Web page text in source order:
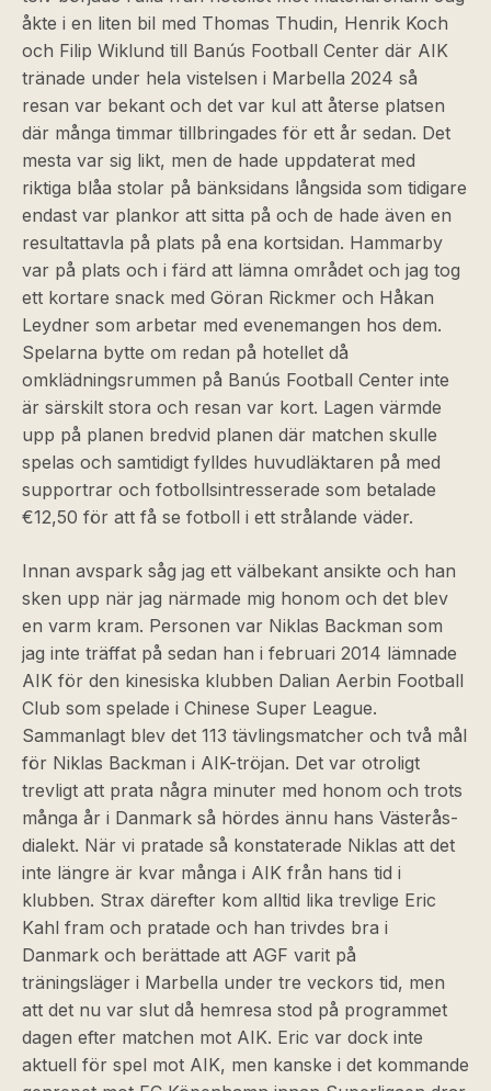
åkte i en liten bil med Thomas Thudin, Henrik Koch
och Filip Wiklund till Banús Football Center där AIK
tränade under hela vistelsen i Marbella 2024 så
resan var bekant och det var kul att återse platsen
där många timmar tillbringades för ett år sedan. Det
mesta var sig likt, men de hade uppdaterat med
riktiga blåa stolar på bänksidans långsida som tidigare
endast var plankor att sitta på och de hade även en
resultattavla på plats på ena kortsidan. Hammarby
var på plats och i färd att lämna området och jag tog
ett kortare snack med Göran Rickmer och Håkan
Leydner som arbetar med evenemangen hos dem.
Spelarna bytte om redan på hotellet då
omklädningsrummen på Banús Football Center inte
är särskilt stora och resan var kort. Lagen värmde
upp på planen bredvid planen där matchen skulle
spelas och samtidigt fylldes huvudläktaren på med
supportrar och fotbollsintresserade som betalade
€12,50 för att få se fotboll i ett strålande väder.
Innan avspark såg jag ett välbekant ansikte och han
sken upp när jag närmade mig honom och det blev
en varm kram. Personen var Niklas Backman som
jag inte träffat på sedan han i februari 2014 lämnade
AIK för den kinesiska klubben Dalian Aerbin Football
Club som spelade i Chinese Super League.
Sammanlagt blev det 113 tävlingsmatcher och två mål
för Niklas Backman i AIK-tröjan. Det var otroligt
trevligt att prata några minuter med honom och trots
många år i Danmark så hördes ännu hans Västerås-
dialekt. När vi pratade så konstaterade Niklas att det
inte längre är kvar många i AIK från hans tid i
klubben. Strax därefter kom alltid lika trevlige Eric
Kahl fram och pratade och han trivdes bra i
Danmark och berättade att AGF varit på
träningsläger i Marbella under tre veckors tid, men
att det nu var slut då hemresa stod på programmet
dagen efter matchen mot AIK. Eric var dock inte
aktuell för spel mot AIK, men kanske i det kommande